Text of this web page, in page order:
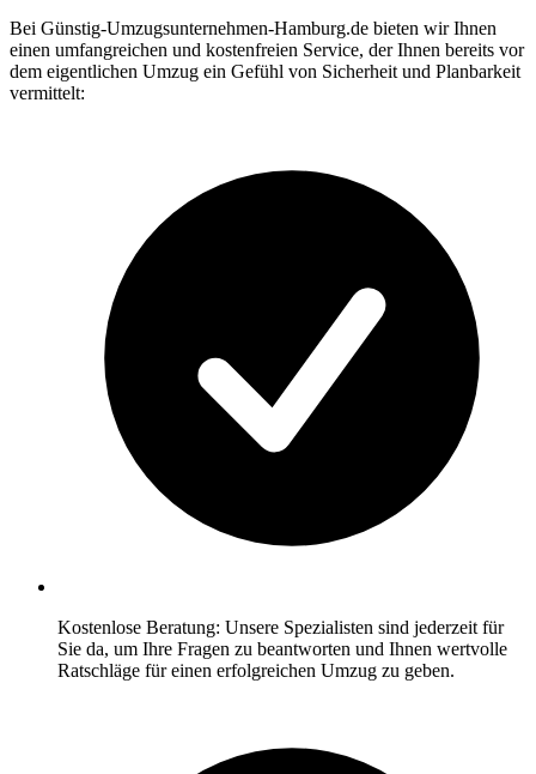
Bei Günstig-Umzugsunternehmen-Hamburg.de bieten wir Ihnen
einen umfangreichen und kostenfreien Service, der Ihnen bereits vor
dem eigentlichen Umzug ein Gefühl von Sicherheit und Planbarkeit
vermittelt:
Kostenlose Beratung: Unsere Spezialisten sind jederzeit für
Sie da, um Ihre Fragen zu beantworten und Ihnen wertvolle
Ratschläge für einen erfolgreichen Umzug zu geben.